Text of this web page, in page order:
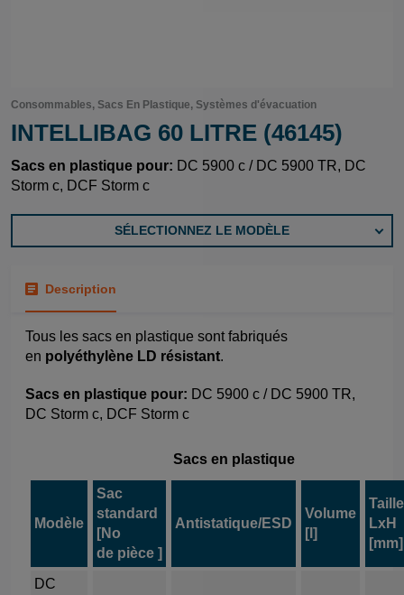
Consommables, Sacs En Plastique, Systèmes d'évacuation
INTELLIBAG 60 LITRE (46145)
Sacs en plastique pour: DC 5900 c / DC 5900 TR, DC
Storm c, DCF Storm c
SÉLECTIONNEZ LE MODÈLE
Description
Tous les sacs en plastique sont fabriqués
en polyéthylène LD résistant.
Sacs en plastique pour: DC 5900 c / DC 5900 TR,
DC Storm c, DCF Storm c
Sacs en plastique
Modèle
Sac
standard
[No
de pièce ]
Antistatique/ESD
Volume
[l]
Taille
LxH
[mm]
DC